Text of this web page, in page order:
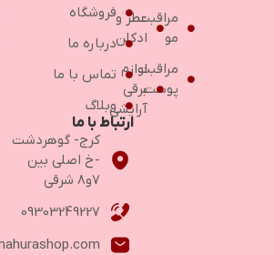
مراقبت
مو
مراقبت
پوست
عطر و
ادکلن
لوازم
برقی
آرایشی
فروشگاه
درباره ما
تماس با ما
وبلاگ
ارتباط با ما
کرج- گوهردشت
-خ اصلی بین
۷و۸ شرقی
09303249227